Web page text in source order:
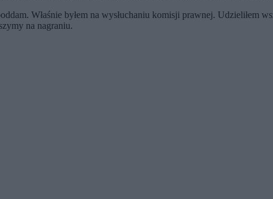
Właśnie byłem na wysłuchaniu komisji prawnej. Udzieliłem
na nagraniu.